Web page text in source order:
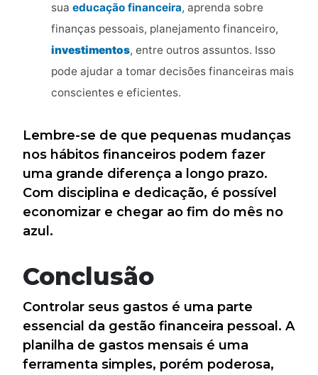
sua educação financeira, aprenda sobre
finanças pessoais, planejamento financeiro,
investimentos, entre outros assuntos. Isso
pode ajudar a tomar decisões financeiras mais
conscientes e eficientes.
Lembre-se de que pequenas mudanças
nos hábitos financeiros podem fazer
uma grande diferença a longo prazo.
Com disciplina e dedicação, é possível
economizar e chegar ao fim do mês no
azul.
Conclusão
Controlar seus gastos é uma parte
essencial da gestão financeira pessoal. A
planilha de gastos mensais é uma
ferramenta simples, porém poderosa,